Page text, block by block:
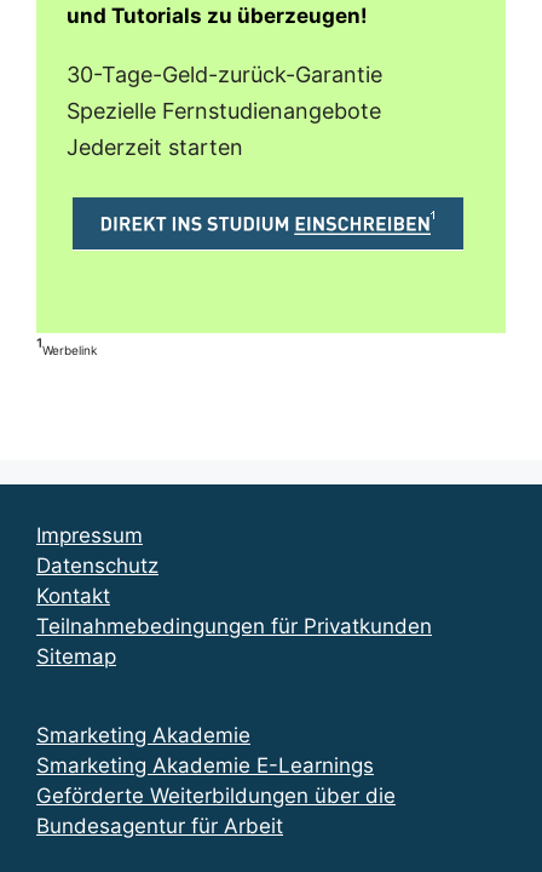
und Tutorials zu überzeugen!
30-Tage-Geld-zurück-Garantie
Spezielle Fernstudienangebote
Jederzeit starten
¹Werbelink
Impressum
Datenschutz
Kontakt
Teilnahmebedingungen für Privatkunden
Sitemap
Smarketing Akademie
Smarketing Akademie E-Learnings
Geförderte Weiterbildungen über die
Bundesagentur für Arbeit